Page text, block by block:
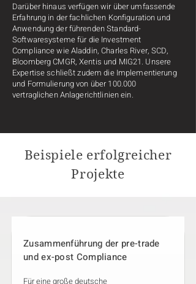
Darüber hinaus verfügen wir über umfassende
Erfahrung in der fachlichen Konfiguration und
Anwendung der führenden Standard-
Softwaresysteme für die Investment
Compliance wieAladdin, Charles River, SCD,
Bloomberg CMGR, Xentis und MIG21. Unsere
Expertise schließt zudem die Implementierung
und Formulierung von über 100.000
vertraglichen Anlagerichtlinien ein.
Beispiele erfolgreicher
Projekte
Zusammenführung der pre-trade
und ex-post Compliance
Für eine große deutsche